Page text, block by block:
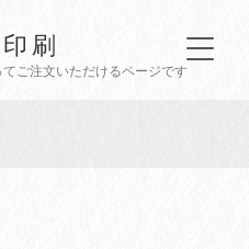
刷
ご注文いただけるページです